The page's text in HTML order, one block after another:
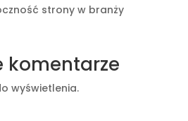
strony w branży
komentarze
wyświetlenia.